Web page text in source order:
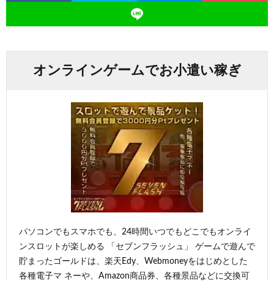
オンラインゲームでお小遣い稼ぎ
パソコンでもスマホでも、24時間いつでもどこでもオンライ
ンスロットが楽しめる 「セブンフラッシュ」 ゲームで遊んで
貯まったゴールドは、楽天Edy、Webmoneyをはじめとした
各種電子マ ネーや、Amazon商品券、各種景品などに交換可